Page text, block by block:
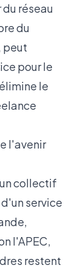
réseau
du
peut
pour le
le
l'avenir
collectif
service
l'APEC,
restent